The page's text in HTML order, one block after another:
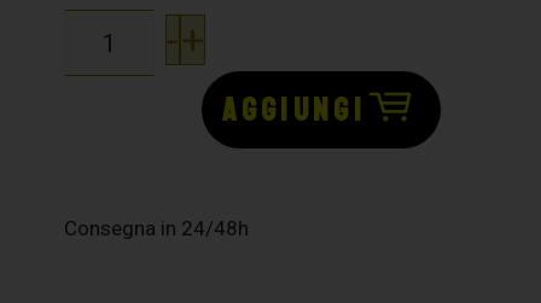
-+
AGGIUNGI
Consegna in 24/48h